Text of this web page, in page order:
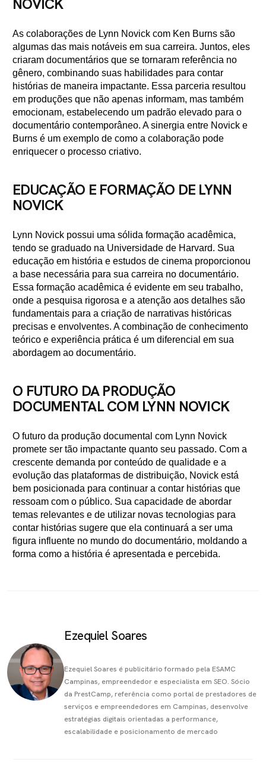
NOVICK
As colaborações de Lynn Novick com Ken Burns são
algumas das mais notáveis em sua carreira. Juntos, eles
criaram documentários que se tornaram referência no
gênero, combinando suas habilidades para contar
histórias de maneira impactante. Essa parceria resultou
em produções que não apenas informam, mas também
emocionam, estabelecendo um padrão elevado para o
documentário contemporâneo. A sinergia entre Novick e
Burns é um exemplo de como a colaboração pode
enriquecer o processo criativo.
EDUCAÇÃO E FORMAÇÃO DE LYNN
NOVICK
Lynn Novick possui uma sólida formação acadêmica,
tendo se graduado na Universidade de Harvard. Sua
educação em história e estudos de cinema proporcionou
a base necessária para sua carreira no documentário.
Essa formação acadêmica é evidente em seu trabalho,
onde a pesquisa rigorosa e a atenção aos detalhes são
fundamentais para a criação de narrativas históricas
precisas e envolventes. A combinação de conhecimento
teórico e experiência prática é um diferencial em sua
abordagem ao documentário.
O FUTURO DA PRODUÇÃO
DOCUMENTAL COM LYNN NOVICK
O futuro da produção documental com Lynn Novick
promete ser tão impactante quanto seu passado. Com a
crescente demanda por conteúdo de qualidade e a
evolução das plataformas de distribuição, Novick está
bem posicionada para continuar a contar histórias que
ressoam com o público. Sua capacidade de abordar
temas relevantes e de utilizar novas tecnologias para
contar histórias sugere que ela continuará a ser uma
figura influente no mundo do documentário, moldando a
forma como a história é apresentada e percebida.
Ezequiel Soares
Ezequiel Soares é publicitário formado pela ESAMC
Campinas, empreendedor e especialista em SEO. Sócio
da PrestCamp, referência como portal de prestadores de
serviços e empreendedores em Campinas, desenvolve
estratégias digitais orientadas a performance,
escalabilidade e posicionamento de mercado